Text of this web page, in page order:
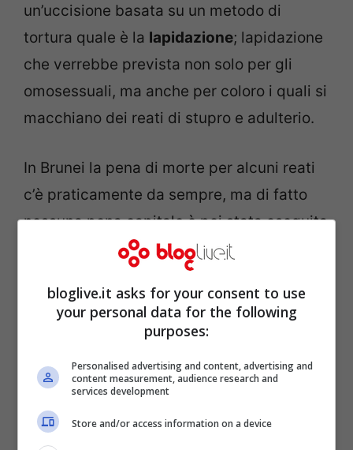
un’uccisione basata su un metodo di
tortura quale è la lapidazione; lapidazione
che verrebbe prevista non solo per gli
omosessuali, ma anche per coloro i quali si
macchiano dei reati di stupro e adulterio.
In Brunei la pena di morte per alcuni reati
c’è praticamente da sempre, ma di fatto
nessuna pena capitale è poi stata eseguita
dal 1957 in avanti. L’omosessualità era già
illegale nel sultanato e punibile con 10 anni
di carcere, mentre la legge voluta da
Bolkiah avrebbe di fatto esteso la sanzione
bloglive.it asks for your consent to use
your personal data for the following
purposes:
Personalised advertising and content, advertising and
content measurement, audience research and
services development
Store and/or access information on a device